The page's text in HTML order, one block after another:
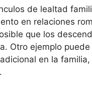
de lealtad
en relaciones
que los
Otro ejemplo
en la